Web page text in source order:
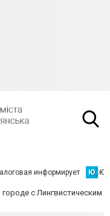
информирует Ю
городе с Лингвистическим